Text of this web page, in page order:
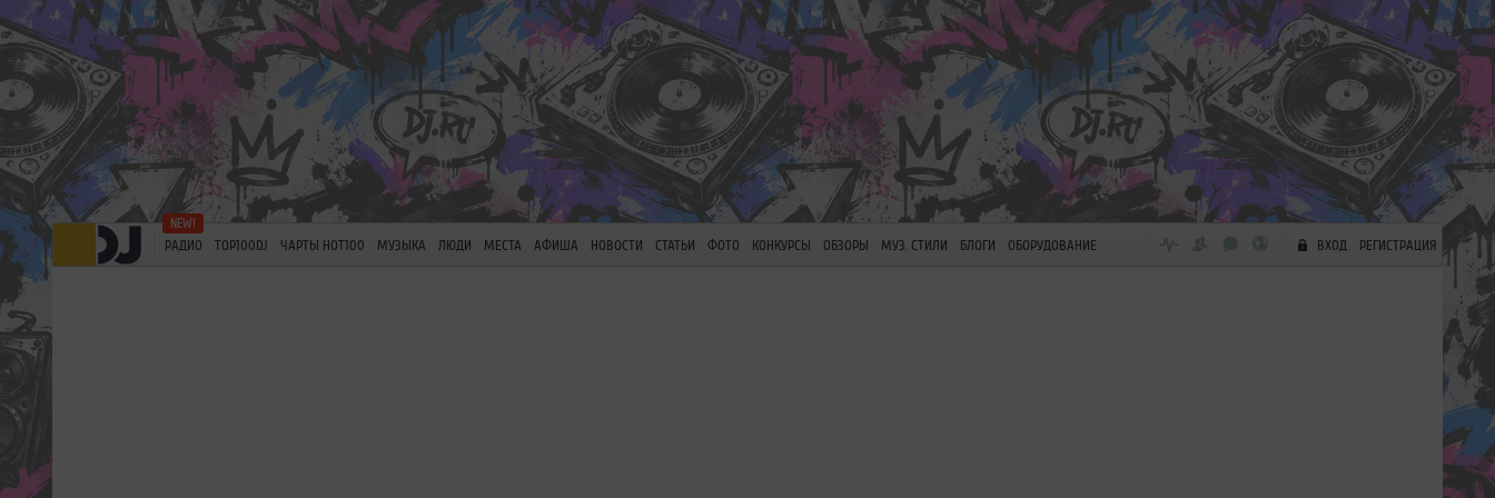
РАДИО TOP100DJ ЧАРТЫ HOT100 МУЗЫКА ЛЮДИ МЕСТА АФИША НОВОСТИ СТАТЬИ ФОТО КОНКУРСЫ ОБЗОРЫ МУЗ. СТИЛИ БЛОГИ ОБОРУДОВАНИЕ ВХОД РЕГИСТРАЦИЯ